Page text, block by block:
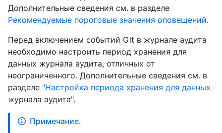
Дополнительные сведения см. в разделе
Рекомендуемые пороговые значения оповещений.
Перед включением событий Git в журнале аудита
необходимо настроить период хранения для
данных журнала аудита, отличных от
неограниченного. Дополнительные сведения см. в
разделе "Настройка периода хранения для данных
журнала аудита".
Примечание.